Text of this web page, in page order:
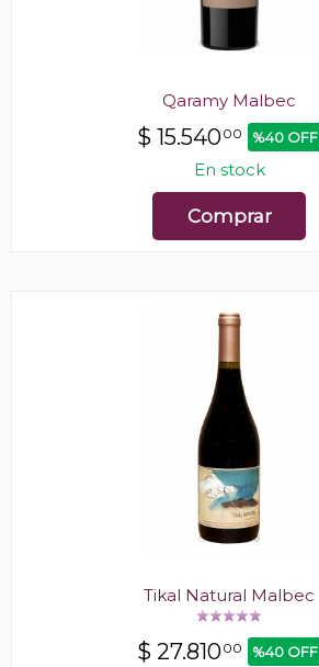
Qaramy Malbec
$ 15.54000 %40 OFF
En stock
Comprar
Tikal Natural Malbec
$ 27.81000 %40 OFF